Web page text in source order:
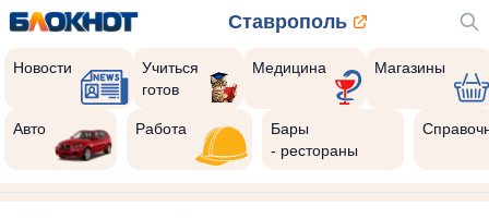
Ставрополь
Новости
Учиться
готов
Медицина Магазины
Авто Работа
Бары
- рестораны